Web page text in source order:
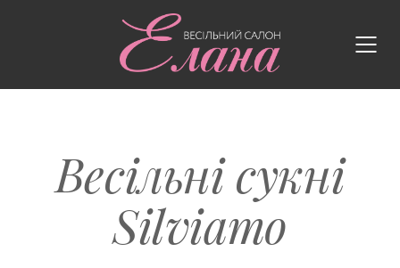
Весільні сукні
Silviamo